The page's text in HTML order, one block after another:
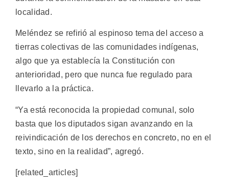
localidad.
Meléndez se refirió al espinoso tema del acceso a
tierras colectivas de las comunidades indígenas,
algo que ya establecía la Constitución con
anterioridad, pero que nunca fue regulado para
llevarlo a la práctica.
“Ya está reconocida la propiedad comunal, solo
basta que los diputados sigan avanzando en la
reivindicación de los derechos en concreto, no en el
texto, sino en la realidad”, agregó.
[related_articles]